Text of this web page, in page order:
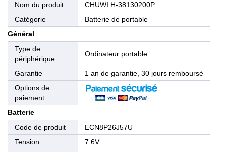
Nom du produit
CHUWI H-38130200P
Catégorie
Batterie de portable
Général
Type de
périphérique
Ordinateur portable
Garantie
1 an de garantie, 30 jours remboursé
Options de
paiement
Batterie
Code de produit
ECN8P26J57U
Tension
7.6V